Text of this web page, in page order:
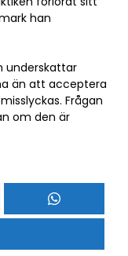
han
underskattar
än att acceptera
Frågan
om den är